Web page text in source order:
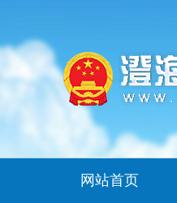
网站首页